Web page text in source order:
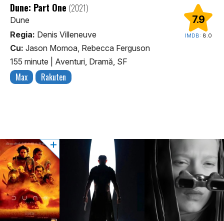
7.9
IMDB: 8.0
Dune: Part One (2021)
Dune
Regia: Denis Villeneuve
Cu: Jason Momoa, Rebecca Ferguson
155 minute
Aventuri, Dramă, SF
Max Rakuten